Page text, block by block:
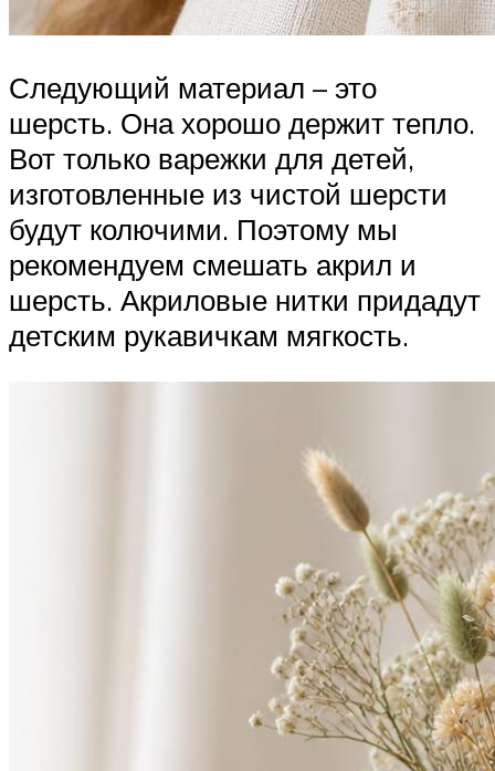
Следующий материал – это
шерсть. Она хорошо держит тепло.
Вот только варежки для детей,
изготовленные из чистой шерсти
будут колючими. Поэтому мы
рекомендуем смешать акрил и
шерсть. Акриловые нитки придадут
детским рукавичкам мягкость.